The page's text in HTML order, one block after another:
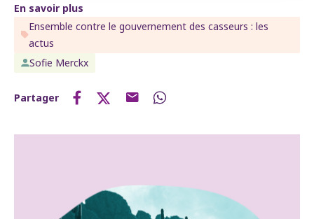
En savoir plus
Ensemble contre le gouvernement des casseurs : les
actus
Sofie Merckx
Partager